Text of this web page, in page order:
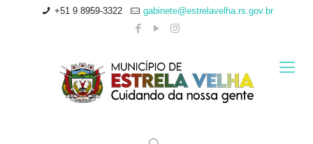
+51 9 8959-3322 gabinete@estrelavelha.rs.gov.br